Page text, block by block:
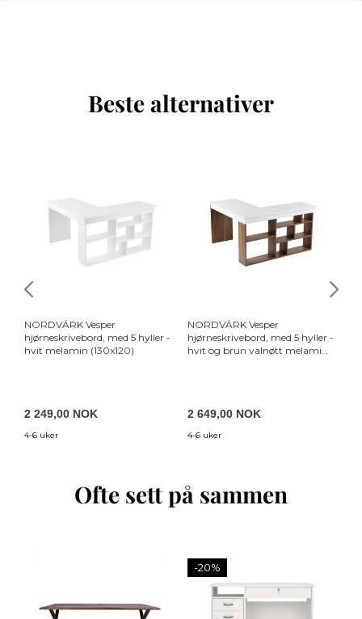
Beste alternativer
NORDVÄRK Vesper
hjørneskrivebord, med 5 hyller -
hvit melamin (130x120)
2 249,00 NOK
4-6 uker
NORDVÄRK Vesper
hjørneskrivebord, med 5 hyller -
hvit og brun valnøtt melamin
2 649,00 NOK
4-6 uker
Ofte sett på sammen
-20%